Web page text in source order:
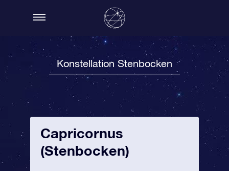
Konstellation Stenbocken
Capricornus
(Stenbocken)